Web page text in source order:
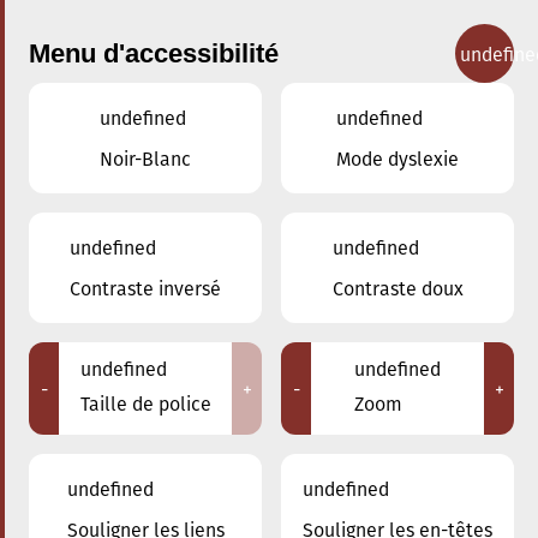
Concerts
Adresse
Menu d'accessibilité
undefined
Noir-Blanc
undefined
Mode dyslexie
undefined
Contraste inversé
undefined
Contraste doux
-
undefined
Taille de police
+ -
undefined
Zoom
+
undefined
Souligner les liens
undefined
Souligner les en-têtes